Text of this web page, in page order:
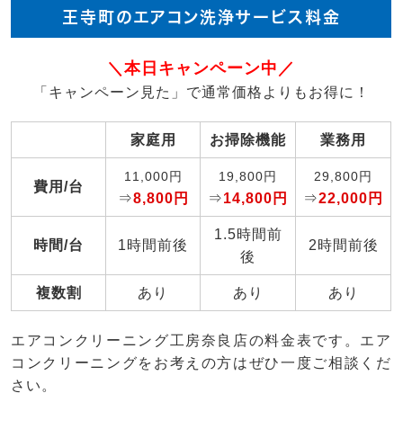
王寺町のエアコン洗浄サービス料金
＼本日キャンペーン中／
「キャンペーン見た」で通常価格よりもお得に！
家庭用 お掃除機能 業務用
費用/台
11,000円
⇒8,800円
19,800円
⇒14,800円
29,800円
⇒22,000円
時間/台 1時間前後
1.5時間前
後
2時間前後
複数割 あり あり あり
エアコンクリーニング工房奈良店の料金表です。エア
コンクリーニングをお考えの方はぜひ一度ご相談くだ
さい。